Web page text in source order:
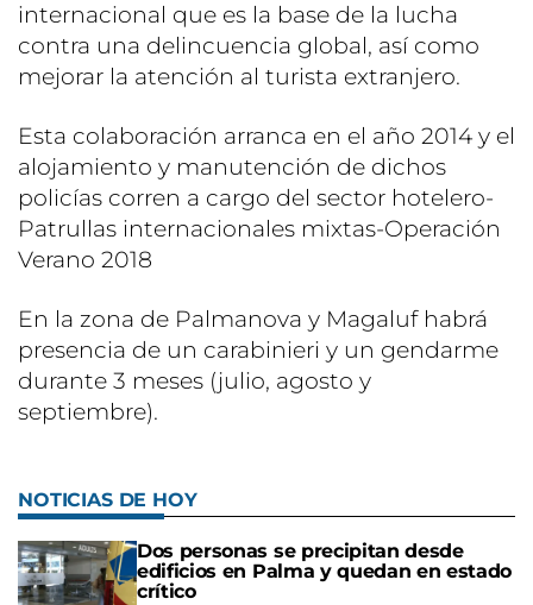
internacional que es la base de la lucha
contra una delincuencia global, así como
mejorar la atención al turista extranjero.
Esta colaboración arranca en el año 2014 y el
alojamiento y manutención de dichos
policías corren a cargo del sector hotelero-
Patrullas internacionales mixtas-Operación
Verano 2018
En la zona de Palmanova y Magaluf habrá
presencia de un carabinieri y un gendarme
durante 3 meses (julio, agosto y
septiembre).
NOTICIAS DE HOY
Dos personas se precipitan desde
edificios en Palma y quedan en estado
crítico